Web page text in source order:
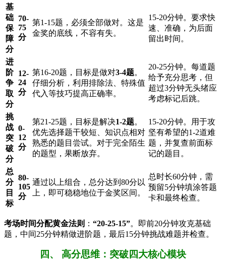
基
础
保
障
分
70-
75
分
第1-15题，必须全部做对。这是
金奖的底线，不容有失。
15-20分钟。要求快
速、准确，为后面
留出时间。
进
阶
争
取
分
12-
24
分
第16-20题，目标是做对3-4题。
仔细分析，利用排除法、特殊值
代入等技巧提高正确率。
20-25分钟。每道题
给予充分思考，但
超过3分钟无头绪应
考虑标记后跳。
挑
战
突
破
分
0-
12
分
第21-25题，目标是解决1-2题。
优先选择题干较短、知识点相对
熟悉的题目尝试。对于完全陌生
的题型，果断放弃。
15-20分钟。用于攻
坚有希望的1-2道难
题，并复查前面标
记的题目。
总
分
目
标
80-
105
分
通过以上组合，总分达到80分以
上，即可稳稳地位于金奖区间。
总时长60分钟，需
预留5分钟填涂答题
卡和最终检查。
考场时间分配黄金法则 ： “20-25-15”。即前20分钟攻克基础
题，中间25分钟精做进阶题，最后15分钟挑战难题并检查。
四、 高分思维：突破四大核心模块